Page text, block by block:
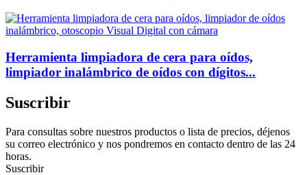
Herramienta limpiadora de cera para oídos,
limpiador inalámbrico de oídos con dígitos...
Suscribir
Para consultas sobre nuestros productos o lista de precios, déjenos
su correo electrónico y nos pondremos en contacto dentro de las 24
horas.
Suscribir